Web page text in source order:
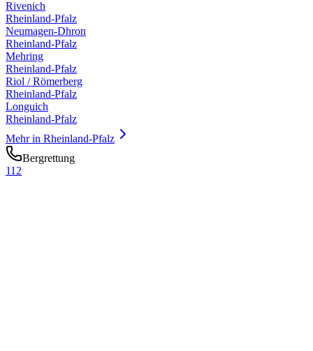
Rivenich
Rheinland-Pfalz
Neumagen-Dhron
Rheinland-Pfalz
Mehring
Rheinland-Pfalz
Riol / Römerberg
Rheinland-Pfalz
Longuich
Rheinland-Pfalz
Mehr in Rheinland-Pfalz
Bergrettung
112